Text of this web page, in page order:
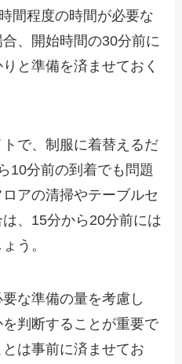
間程度の時間が必要な
、開始時間の30分前に
と準備を済ませておく
で、制服に着替えるだ
10分前の到着でも問題
アの清掃やテーブルセ
、15分から20分前には
う。
な準備の量を考慮し
判断することが重要で
は事前に済ませてお